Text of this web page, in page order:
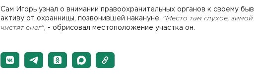
Сам Игорь узнал о внимании правоохранительных органов к своему
активу от охранницы, позвонившей накануне.
"Место там глухое,
чистят снег" , - обрисовал местоположение участка он.